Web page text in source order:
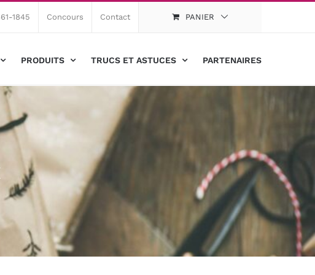
1845 Concours Contact PANIER
PRODUITS TRUCS ET ASTUCES PARTENAIRES